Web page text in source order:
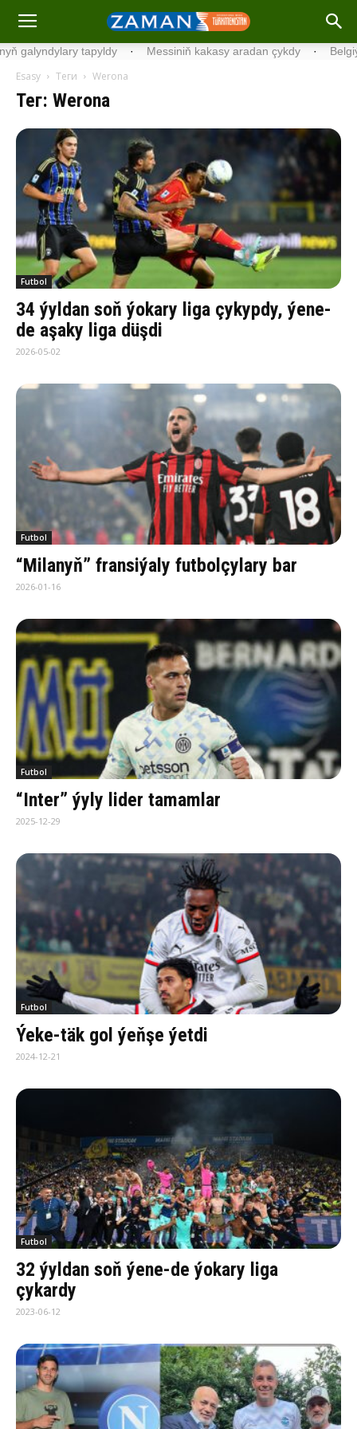
tapyldy · Messiniň kakasy aradan çykdy · Belgiýada
Esasy Теги Werona
Тег: Werona
Futbol
34 ýyldan soň ýokary liga çykypdy, ýene-
de aşaky liga düşdi
2026-05-02
Futbol
“Milanyň” fransiýaly futbolçylary bar
2026-01-16
Futbol
“Inter” ýyly lider tamamlar
2025-12-29
Futbol
Ýeke-täk gol ýeňşe ýetdi
2024-12-21
Futbol
32 ýyldan soň ýene-de ýokary liga
çykardy
2023-06-12